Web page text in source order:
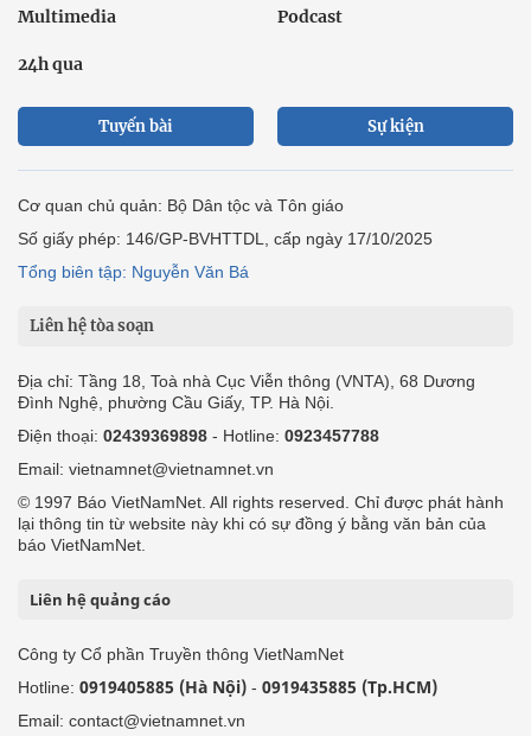
Multimedia Podcast
24h qua
Tuyến bài Sự kiện
Cơ quan chủ quản: Bộ Dân tộc và Tôn giáo
Số giấy phép: 146/GP-BVHTTDL, cấp ngày 17/10/2025
Tổng biên tập: Nguyễn Văn Bá
Liên hệ tòa soạn
Địa chỉ: Tầng 18, Toà nhà Cục Viễn thông (VNTA), 68 Dương
Đình Nghệ, phường Cầu Giấy, TP. Hà Nội.
Điện thoại: 02439369898 - Hotline: 0923457788
Email: vietnamnet@vietnamnet.vn
© 1997 Báo VietNamNet. All rights reserved. Chỉ được phát hành
lại thông tin từ website này khi có sự đồng ý bằng văn bản của
báo VietNamNet.
Liên hệ quảng cáo
Công ty Cổ phần Truyền thông VietNamNet
Hotline: 0919405885 (Hà Nội) - 0919435885 (Tp.HCM)
Email: contact@vietnamnet.vn